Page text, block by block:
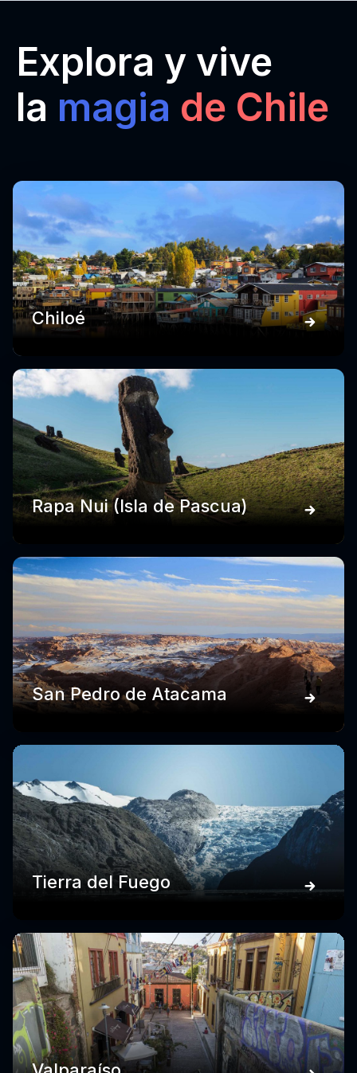
Explora y vive
la magia de Chile
Chiloé
Rapa Nui (Isla de Pascua)
San Pedro de Atacama
Tierra del Fuego